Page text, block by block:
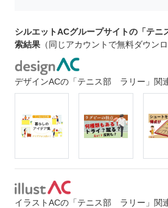
シルエットACグループサイトの「テ
索結果 （同じアカウントで無料ダウン
デザインACの「テニス部 ラリー」関
イラストACの「テニス部 ラリー」関